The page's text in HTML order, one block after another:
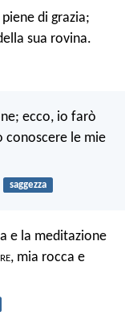
di grazia;
sua rovina.
ecco, io farò
conoscere le mie
saggezza
e la meditazione
, mia rocca e